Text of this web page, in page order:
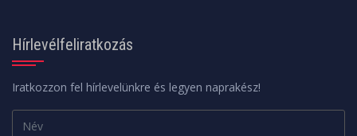
Hírlevélfeliratkozás
Iratkozzon fel hírlevelünkre és legyen naprakész!